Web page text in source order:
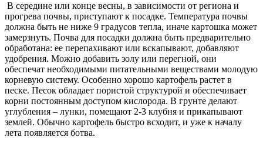
В середине или конце весны, в зависимости от региона и
прогрева почвы, приступают к посадке. Температура почвы
должна быть не ниже 9 градусов тепла, иначе картошка может
замерзнуть. Почва для посадки должна быть предварительно
обработана: ее перепахивают или вскапывают, добавляют
удобрения. Можно добавить золу или перегной, они
обеспечат необходимыми питательными веществами молодую
корневую систему. Особенно хорошо картофель растет в
песке. Песок обладает пористой структурой и обеспечивает
корни постоянным доступом кислорода. В грунте делают
углубления – лунки, помещают 2-3 клубня и прикапывают
землей. Обычно картофель быстро всходит, и уже к началу
лета появляется ботва.